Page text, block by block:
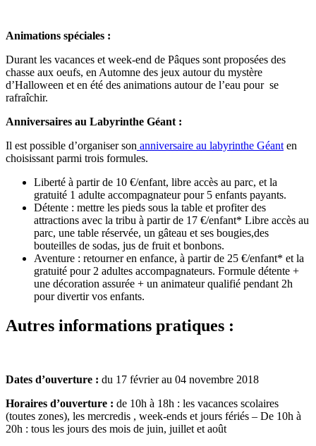
Animations spéciales :
Durant les vacances et week-end de Pâques sont proposées des
chasse aux oeufs, en Automne des jeux autour du mystère
d’Halloween et en été des animations autour de l’eau pour se
rafraîchir.
Anniversaires au Labyrinthe Géant :
Il est possible d’organiser son anniversaire au labyrinthe Géant en
choisissant parmi trois formules.
Liberté à partir de 10 €/enfant, libre accès au parc, et la
gratuité 1 adulte accompagnateur pour 5 enfants payants.
Détente : mettre les pieds sous la table et profiter des
attractions avec la tribu à partir de 17 €/enfant* Libre accès au
parc, une table réservée, un gâteau et ses bougies,des
bouteilles de sodas, jus de fruit et bonbons.
Aventure : retourner en enfance, à partir de 25 €/enfant* et la
gratuité pour 2 adultes accompagnateurs. Formule détente +
une décoration assurée + un animateur qualifié pendant 2h
pour divertir vos enfants.
Autres informations pratiques :
Dates d’ouverture : du 17 février au 04 novembre 2018
Horaires d’ouverture : de 10h à 18h : les vacances scolaires
(toutes zones), les mercredis , week-ends et jours fériés – De 10h à
20h : tous les jours des mois de juin, juillet et août